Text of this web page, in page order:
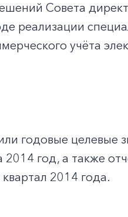
Совета
реализации
учёта
годовые целевые
год, а также
2014 года.